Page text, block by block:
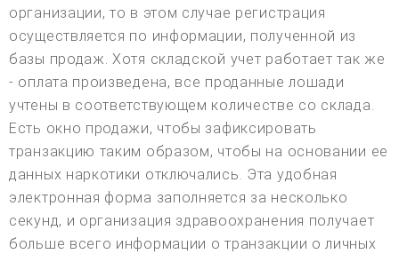
организации, то в этом случае регистрация
осуществляется по информации, полученной из
базы продаж. Хотя складской учет работает так же
- оплата произведена, все проданные лошади
учтены в соответствующем количестве со склада.
Есть окно продажи, чтобы зафиксировать
транзакцию таким образом, чтобы на основании ее
данных наркотики отключались. Эта удобная
электронная форма заполняется за несколько
секунд, и организация здравоохранения получает
больше всего информации о транзакции о личных